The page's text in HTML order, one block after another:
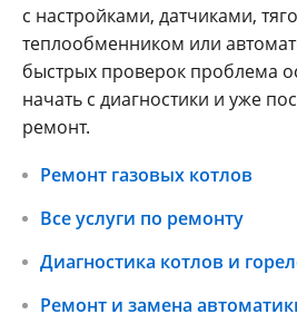
с настройками, датчиками,
теплообменником или
быстрых проверок проблема
начать с диагностики и уже
ремонт.
Ремонт газовых котлов
Все услуги по ремонту
Диагностика котлов и
Ремонт и замена